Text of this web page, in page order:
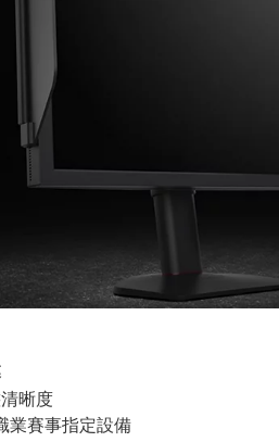
晰度
業賽事指定設備